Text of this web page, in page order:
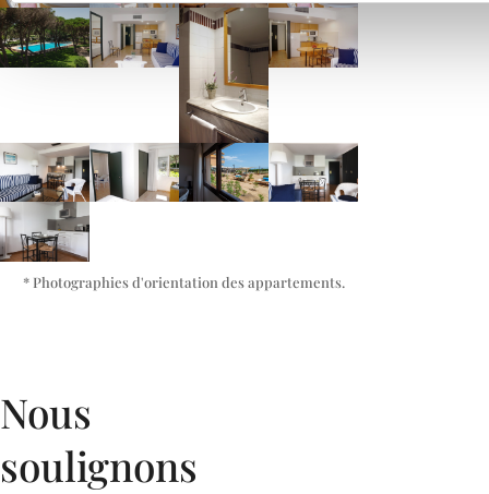
* Photographies d'orientation des appartements.
Nous
soulignons